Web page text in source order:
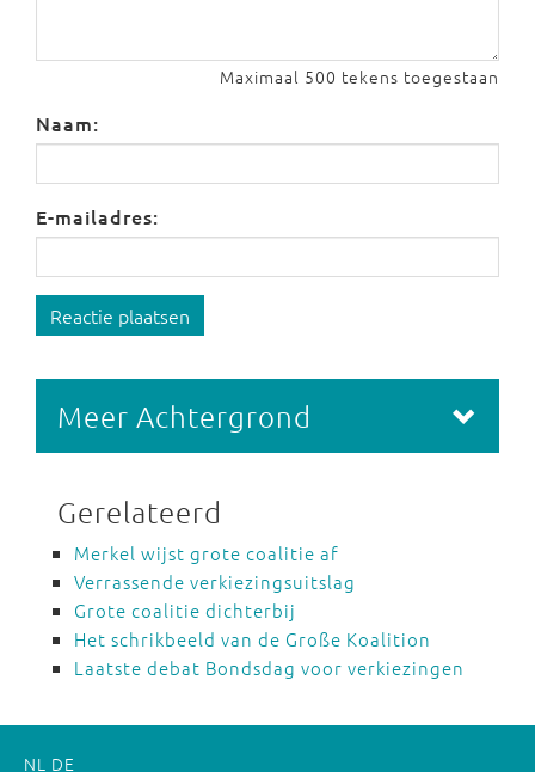
Maximaal 500 tekens toegestaan
Naam:
E-mailadres:
Reactie plaatsen
Meer Achtergrond
Gerelateerd
Merkel wijst grote coalitie af
Verrassende verkiezingsuitslag
Grote coalitie dichterbij
Het schrikbeeld van de Große Koalition
Laatste debat Bondsdag voor verkiezingen
NL DE